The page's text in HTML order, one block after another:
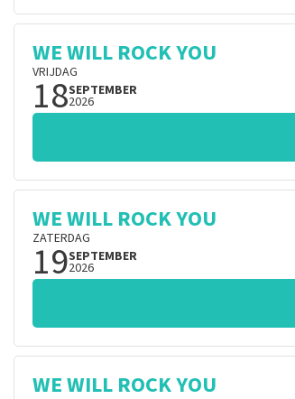
WE WILL ROCK YOU
VRIJDAG
18SEPTEMBER
2026
WE WILL ROCK YOU
ZATERDAG
19SEPTEMBER
2026
WE WILL ROCK YOU